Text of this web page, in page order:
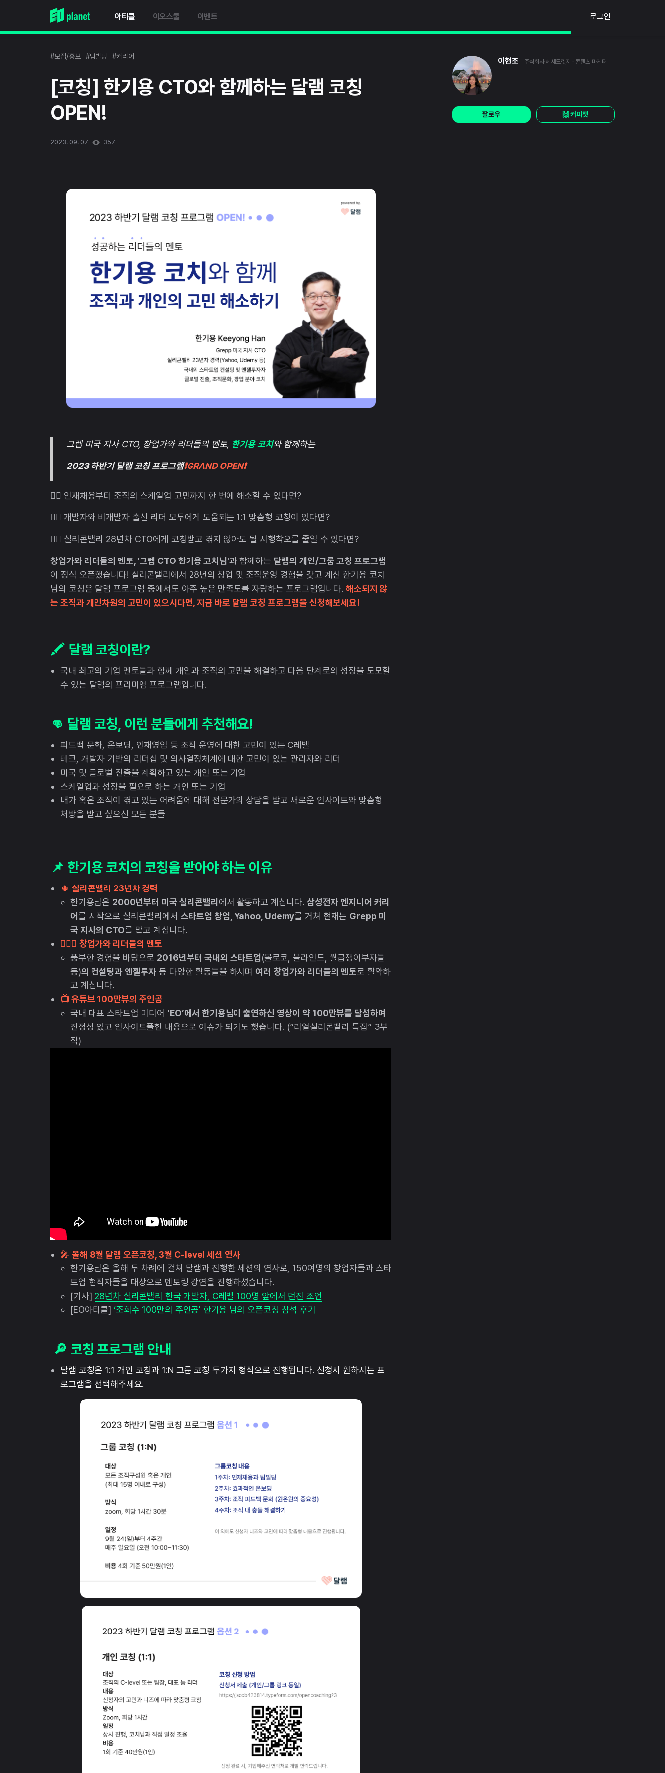
아티클 이오스쿨 이벤트 로그인
#모집/홍보 #팀빌딩 #커리어
[코칭] 한기용 CTO와 함께하는 달램 코칭
OPEN!
2023. 09. 07 357
그렙 미국 지사 CTO, 창업가와 리더들의 멘토, 한기용 코치와 함께하는
2023 하반기 달램 코칭 프로그램❗️GRAND OPEN❗️
👉🏻 인재채용부터 조직의 스케일업 고민까지 한 번에 해소할 수 있다면?
👉🏻 개발자와 비개발자 출신 리더 모두에게 도움되는 1:1 맞춤형 코칭이 있다면?
👉🏻 실리콘밸리 28년차 CTO에게 코칭받고 겪지 않아도 될 시행착오를 줄일 수 있다면?
창업가와 리더들의 멘토, '그렙 CTO 한기용 코치님'과 함께하는 달램의 개인/그룹 코칭 프로그램
이 정식 오픈했습니다! 실리콘밸리에서 28년의 창업 및 조직운영 경험을 갖고 계신 한기용 코치
님의 코칭은 달램 프로그램 중에서도 아주 높은 만족도를 자랑하는 프로그램입니다.해소되지 않
는 조직과 개인차원의 고민이 있으시다면, 지금 바로 달램 코칭 프로그램을 신청해보세요!
🖍️ 달램 코칭이란?
국내 최고의 기업 멘토들과 함께 개인과 조직의 고민을 해결하고 다음 단계로의 성장을 도모할
수 있는 달램의 프리미엄 프로그램입니다.
👊 달램 코칭, 이런 분들에게 추천해요!
피드백 문화, 온보딩, 인재영입 등 조직 운영에 대한 고민이 있는 C레벨
테크, 개발자 기반의 리더십 및 의사결정체계에 대한 고민이 있는 관리자와 리더
미국 및 글로벌 진출을 계획하고 있는 개인 또는 기업
스케일업과 성장을 필요로 하는 개인 또는 기업
내가 혹은 조직이 겪고 있는 어려움에 대해 전문가의 상담을 받고 새로운 인사이트와 맞춤형
처방을 받고 싶으신 모든 분들
📌 한기용 코치의 코칭을 받아야 하는 이유
🌵 실리콘밸리 23년차 경력
한기용님은 2000년부터 미국 실리콘밸리 에서 활동하고 계십니다.삼성전자 엔지니어 커리
어를 시작으로 실리콘밸리에서 스타트업 창업, Yahoo, Udemy를 거쳐 현재는 Grepp 미
국 지사의 CTO를 맡고 계십니다.
💁🏻‍♂️ 창업가와 리더들의 멘토
풍부한 경험을 바탕으로 2016년부터 국내외 스타트업(몰로코, 블라인드, 월급쟁이부자들
등)의 컨설팅과 엔젤투자등 다양한 활동들을 하시며 여러 창업가와 리더들의 멘토로 활약하
고 계십니다.
📺 유튜브 100만뷰의 주인공
국내 대표 스타트업 미디어 ‘EO’에서 한기용님이 출연하신 영상이 약 100만뷰를 달성하며
진정성 있고 인사이트풀한 내용으로 이슈가 되기도 했습니다. (”리얼실리콘밸리 특집” 3부
작)
🎤 올해 8월 달램 오픈코칭, 3월 C-level 세션 연사
한기용님은 올해 두 차례에 걸쳐 달램과 진행한 세션의 연사로, 150여명의 창업자들과 스타
트업 현직자들을 대상으로 멘토링 강연을 진행하셨습니다.
[기사] 28년차 실리콘밸리 한국 개발자, C레벨 100명 앞에서 던진 조언
[EO아티클] ‘조회수 100만의 주인공' 한기용 님의 오픈코칭 참석 후기
🔎 코칭 프로그램 안내
달램 코칭은 1:1 개인 코칭과 1:N 그룹 코칭 두가지 형식으로 진행됩니다. 신청시 원하시는 프
로그램을 선택해주세요.
이현조 주식회사 헤세드릿지 · 콘텐츠 마케터
팔로우 🙌 커피챗